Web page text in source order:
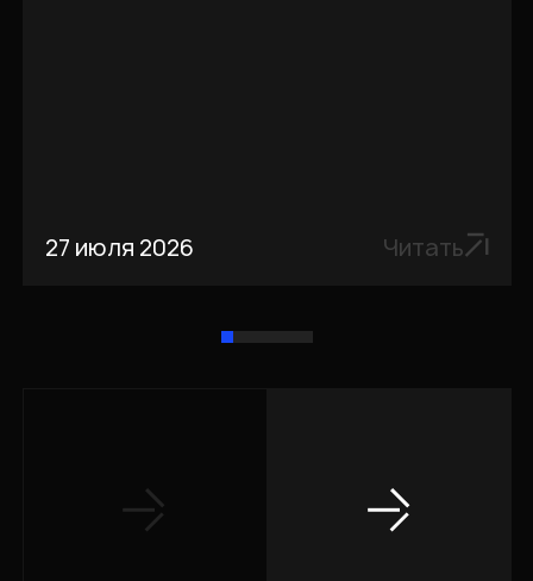
27 июля 2026 Читать